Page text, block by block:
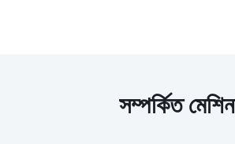
সম্পর্কিত মেশিন